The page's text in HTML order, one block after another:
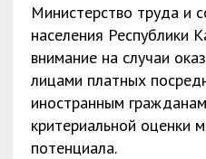
Министерство труда и
населения Республики
внимание на случаи
лицами платных
иностранным
критериальной оценки
потенциала.